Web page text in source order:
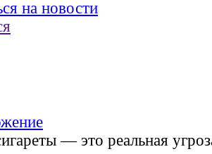
на новости
— это реальная